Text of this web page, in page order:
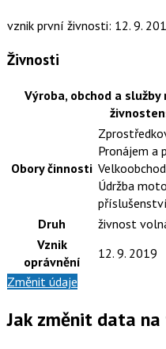
vznik první živnosti: 12. 9.
Živnosti
Výroba, obchod a
Obory činnosti
Pronájem a
Údržba
Druh
živnost
Vznik
oprávnění
12. 9. 2019
Změnit údaje
Jak změnit data